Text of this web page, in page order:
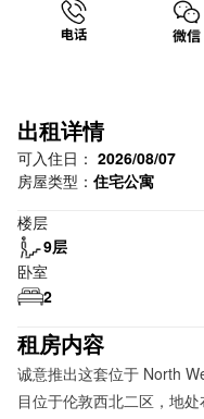
出租详情
可入住日： 2026/08/07
房屋类型： 住宅公寓
楼层
9层
卧室
2
租房内容
诚意推出这套位于 North
目位于伦敦西北二区， 地处